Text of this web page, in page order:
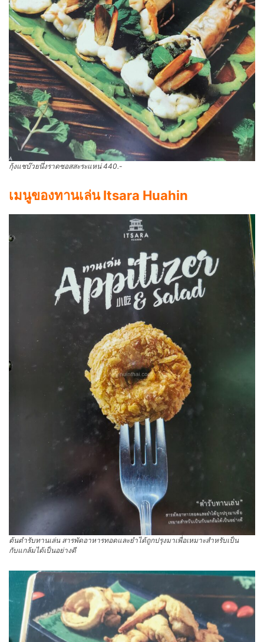
กุ้งแชบ๊วยนึ่งราดซอสสะระแหน่ 440.-
เมนูของทานเล่น Itsara Huahin
ต้นตำรับทานเล่น สารพัดอาหารทอดและยำได้ถูกปรุงมาเพื่อเหมาะสำหรับเป็น
กับแกล้มได้เป็นอย่างดี